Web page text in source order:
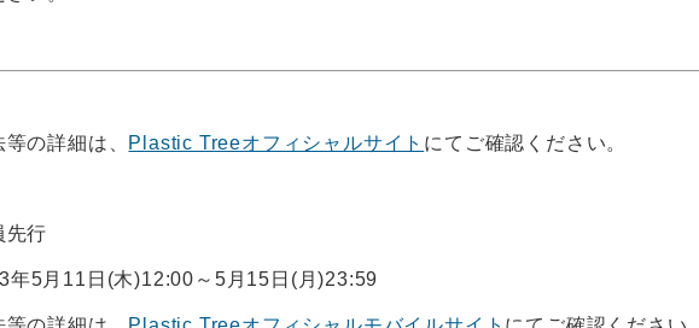
の詳細は、 Plastic Treeオフィシャルサイト にてご確認ください。
行
年5月11日(木)12:00～5月15日(月)23:59